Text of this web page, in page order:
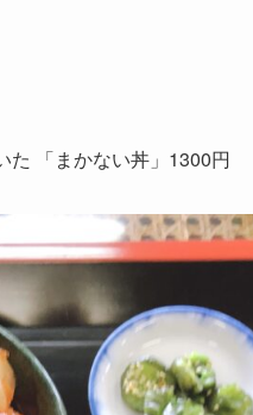
た 「まかない丼」1300円